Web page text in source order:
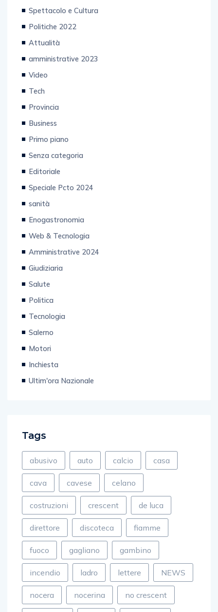
Spettacolo e Cultura
Politiche 2022
Attualità
amministrative 2023
Video
Tech
Provincia
Business
Primo piano
Senza categoria
Editoriale
Speciale Pcto 2024
sanità
Enogastronomia
Web & Tecnologia
Amministrative 2024
Giudiziaria
Salute
Politica
Tecnologia
Salerno
Motori
Inchiesta
Ultim'ora Nazionale
Tags
abusivo auto calcio casa
cava cavese celano
costruzioni crescent de luca
direttore discoteca fiamme
fuoco gagliano gambino
incendio ladro lettere NEWS
nocera nocerina no crescent